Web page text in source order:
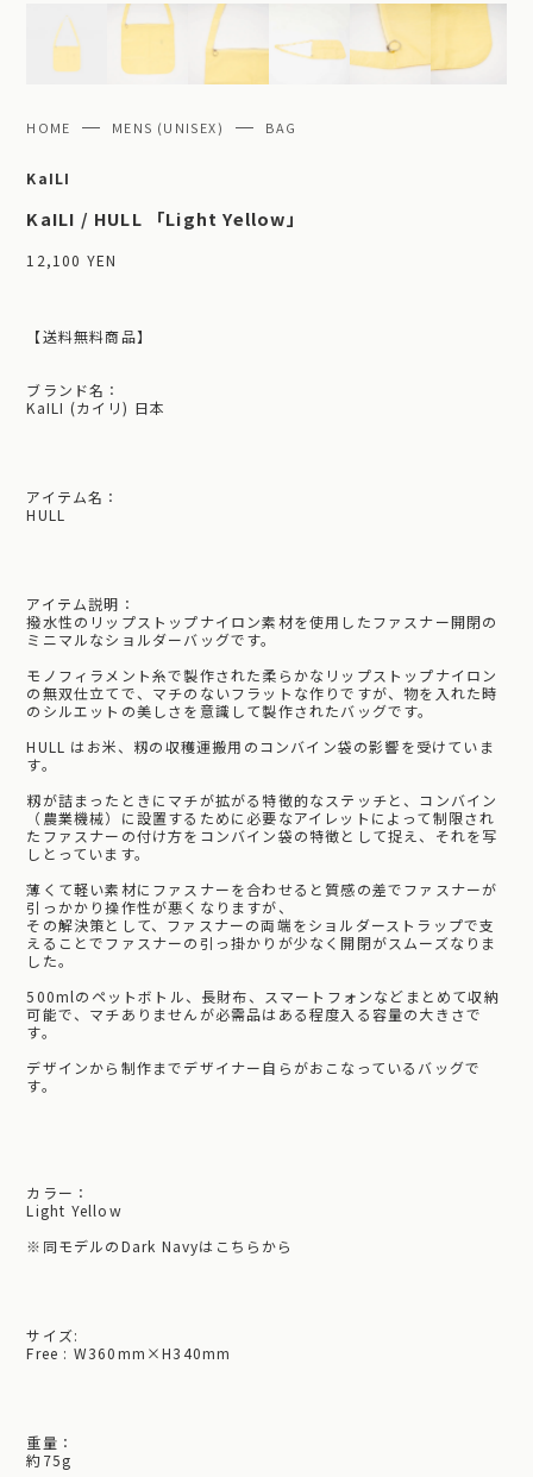
HOME MENS (UNISEX) BAG
KaILI
KaILI / HULL 「Light Yellow」
12,100 YEN
【送料無料商品】
ブランド名：
KaILI (カイリ) 日本
アイテム名：
HULL
アイテム説明：
撥水性のリップストップナイロン素材を使用したファスナー開閉の
ミニマルなショルダーバッグです。
モノフィラメント糸で製作された柔らかなリップストップナイロン
の無双仕立てで、マチのないフラットな作りですが、物を入れた時
のシルエットの美しさを意識して製作されたバッグです。
HULL はお米、籾の収穫運搬用のコンバイン袋の影響を受けていま
す。
籾が詰まったときにマチが拡がる特徴的なステッチと、コンバイン
（農業機械）に設置するために必要なアイレットによって制限され
たファスナーの付け方をコンバイン袋の特徴として捉え、それを写
しとっています。
薄くて軽い素材にファスナーを合わせると質感の差でファスナーが
引っかかり操作性が悪くなりますが、
その解決策として、ファスナーの両端をショルダーストラップで支
えることでファスナーの引っ掛かりが少なく開閉がスムーズなりま
した。
500mlのペットボトル、長財布、スマートフォンなどまとめて収納
可能で、マチありませんが必需品はある程度入る容量の大きさで
す。
デザインから制作までデザイナー自らがおこなっているバッグで
す。
カラー：
Light Yellow
※ 同モデルのDark Navyはこちらから
サイズ:
Free : W360mm×H340mm
重量：
約75g